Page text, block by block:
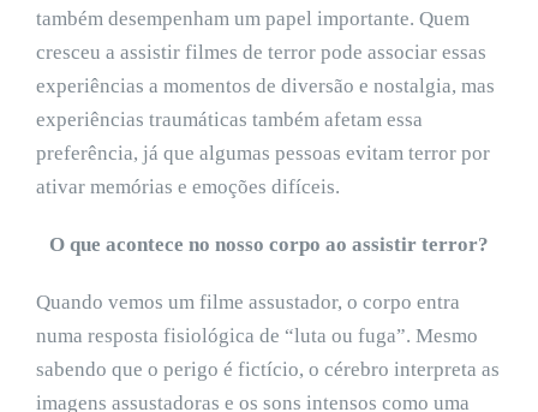
também desempenham um papel importante. Quem
cresceu a assistir filmes de terror pode associar essas
experiências a momentos de diversão e nostalgia, mas
experiências traumáticas também afetam essa
preferência, já que algumas pessoas evitam terror por
ativar memórias e emoções difíceis.
O que acontece no nosso corpo ao assistir terror?
Quando vemos um filme assustador, o corpo entra
numa resposta fisiológica de “luta ou fuga”. Mesmo
sabendo que o perigo é fictício, o cérebro interpreta as
imagens assustadoras e os sons intensos como uma